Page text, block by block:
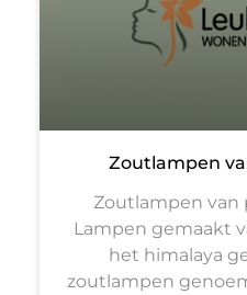
Zoutlampen
Zoutlampen van
Lampen gemaakt
het himalaya
zoutlampen